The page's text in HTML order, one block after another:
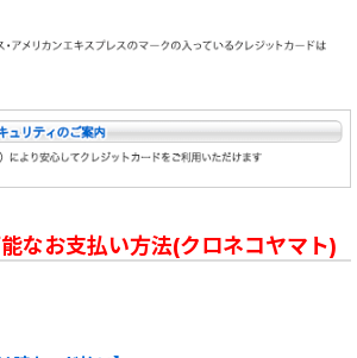
なお支払い方法(クロネコヤマト)